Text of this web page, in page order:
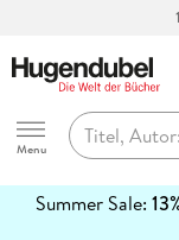
Hugendubel
Menu
Summer Sale: